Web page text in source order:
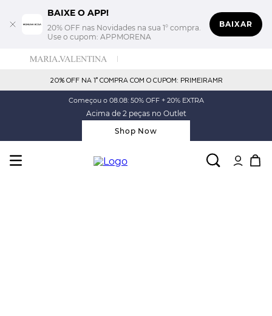
BAIXE O APP!
20% OFF nas Novidades na sua 1° compra.
Use o cupom: APPMORENA
BAIXAR
20% OFF NA 1° COMPRA COM O CUPOM: PRIMEIRAMR
Começou o 08.08: 50% OFF + 20% EXTRA
Acima de 2 peças no Outlet
Shop Now